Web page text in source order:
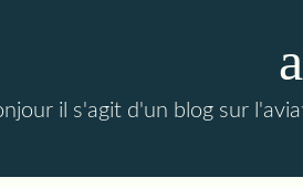
il s'agit d'un blog sur